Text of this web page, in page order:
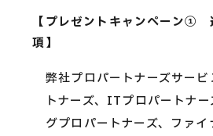
【プレゼントキャンペーン①
項】
弊社プロパートナーズサー
トナーズ、ITプロパートナ
グプロパートナーズ、ファ